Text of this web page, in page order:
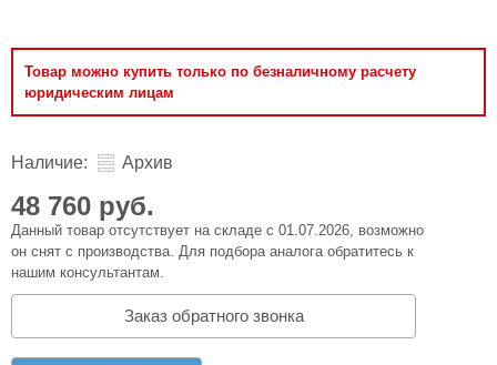
Товар можно купить только по безналичному расчету
юридическим лицам
Наличие: Архив
48 760 руб.
Данный товар отсутствует на складе с 01.07.2026, возможно
он снят с производства. Для подбора аналога обратитесь к
нашим консультантам.
Заказ обратного звонка